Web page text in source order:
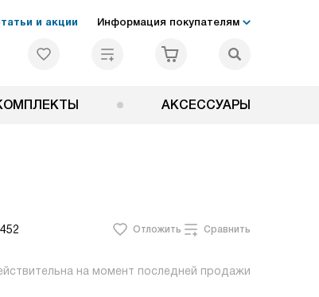
и акции Информация покупателям
АКСЕССУАРЫ
Отложить Сравнить
на момент последней продажи